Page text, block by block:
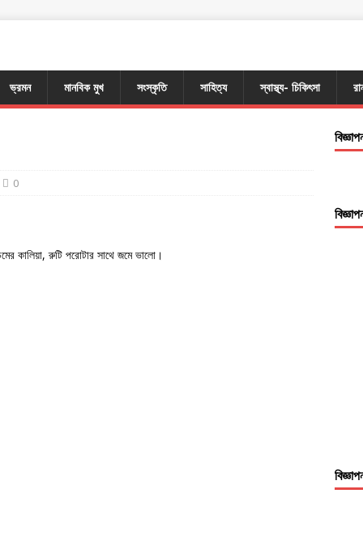
ভ্রমন মানবিক মুখ সংস্কৃতি সাহিত্য স্বাস্থ্য- চিকিৎসা
0
কালিয়া, রুটি পরোটার সাথে জমে ভালো।